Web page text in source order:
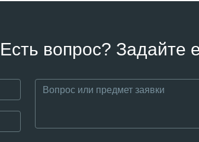
Есть вопрос? Задайте